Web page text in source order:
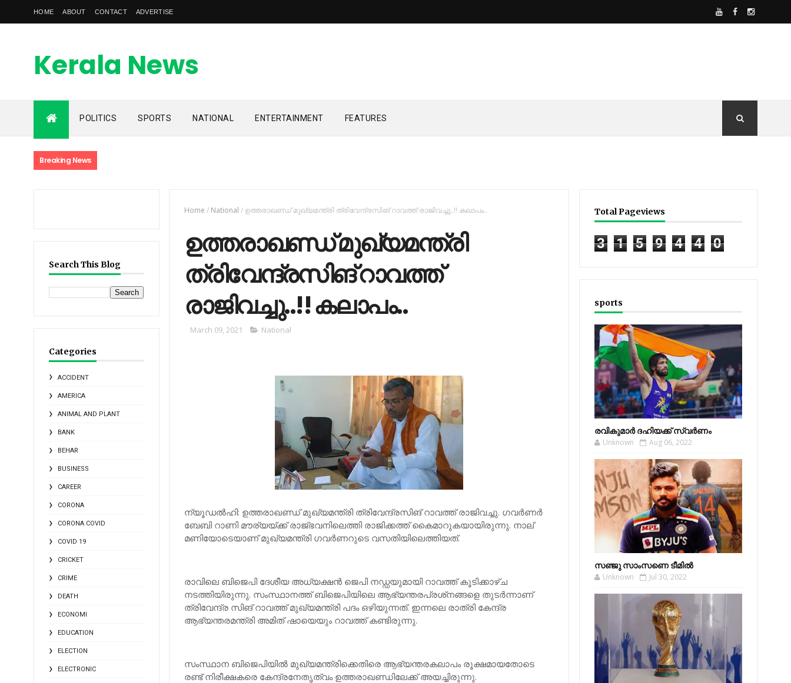
HOME ABOUT CONTACT ADVERTISE
Kerala News
Feed
kerala news feed is the one of the best malayalam online
POLITICS SPORTS NATIONAL ENTERTAINMENT FEATURES
Breaking News
Search This Blog
Categories
ACCIDENT
AMERICA
ANIMAL AND PLANT
BANK
BEHAR
BUSINESS
CAREER
CORONA
CORONA COVID
COVID 19
CRICKET
CRIME
DEATH
ECONOMI
EDUCATION
ELECTION
ELECTRONIC
Home / National / ഉത്തരാഖണ്ഡ് മുഖ്യമന്ത്രി ത്രിവേന്ദ്രസിങ് റാവത്ത് രാജിവച്ചു..!! കലാപം..
ഉത്തരാഖണ്ഡ് മുഖ്യമന്ത്രി
ത്രിവേന്ദ്രസിങ് റാവത്ത്
രാജിവച്ചു..!! കലാപം..
March 09, 2021 National
ന്യൂഡല്‍ഹി: ഉത്തരാഖണ്ഡ് മുഖ്യമന്ത്രി ത്രിവേന്ദ്രസിങ് റാവത്ത് രാജിവച്ചു. ഗവര്‍ണര്‍
ബേബി റാണി മൗര്യയ്ക്ക് രാജ്ഭവനിലെത്തി രാജിക്കത്ത് കൈമാറുകയായിരുന്നു. നാല്
മണിയോടെയാണ് മുഖ്യമന്ത്രി ഗവര്‍ണറുടെ വസതിയിലെത്തിയത്.
രാവിലെ ബിജെപി ദേശീയ അധ്യക്ഷന്‍ ജെപി നഡ്ഡയുമായി റാവത്ത് കൂടിക്കാഴ്ച
നടത്തിയിരുന്നു. സംസ്ഥാനത്ത് ബിജെപിയിലെ ആഭ്യന്തരപ്രശ്‌നങ്ങളെ തുടര്‍ന്നാണ്
ത്രിവേന്ദ്ര സിങ് റാവത്ത് മുഖ്യമന്ത്രി പദം ഒഴിയുന്നത്. ഇന്നലെ രാത്രി കേന്ദ്ര
ആഭ്യന്തരമന്ത്രി അമിത് ഷായെയും റാവത്ത് കണ്ടിരുന്നു.
സംസ്ഥാന ബിജെപിയില്‍ മുഖ്യമന്ത്രിക്കെതിരെ ആഭ്യന്തരകലാപം രൂക്ഷമായതോടെ
രണ്ട് നിരീക്ഷകരെ കേന്ദ്രനേതൃത്വം ഉത്തരാഖണ്ഡിലേക്ക് അയച്ചിരുന്നു.
Total Pageviews
3 1 5 9 4 4 0
sports
രവികുമാര്‍ ദഹിയക്ക് സ്വര്‍ണം
Unknown Aug 06, 2022
സഞ്ജു സാംസണെ ടീമില്‍
Unknown Jul 30, 2022